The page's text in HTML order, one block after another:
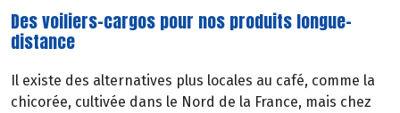
Des voiliers-cargos pour nos produits longue-
distance
Il existe des alternatives plus locales au café, comme la
chicorée, cultivée dans le Nord de la France, mais chez